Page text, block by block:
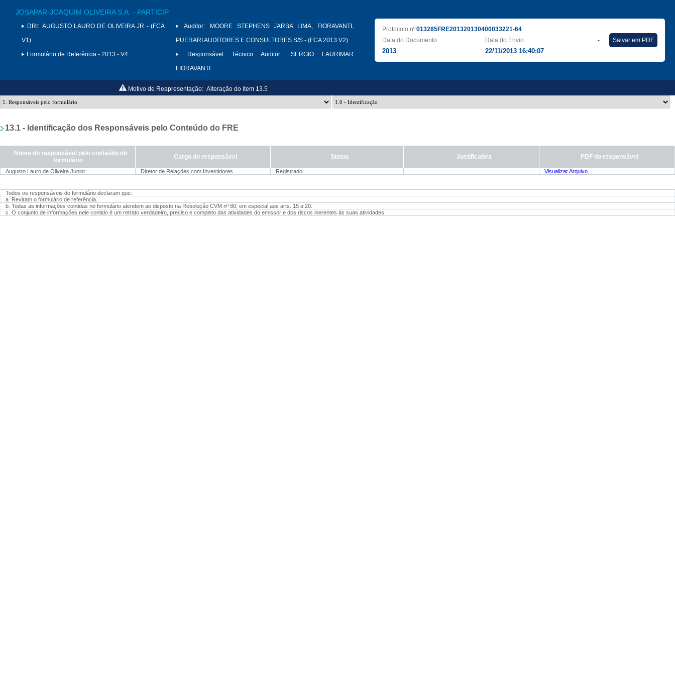
JOSAPAR-JOAQUIM OLIVEIRA S.A. - PARTICIP
DRI: AUGUSTO LAURO DE OLIVEIRA JR - (FCA
V1)
Formulário de Referência - 2013 - V4
Auditor:
MOORE STEPHENS JARBA LIMA, FIORAVANTI,
PUERARI AUDITORES E CONSULTORES S/S - (FCA 2013 V2)
Responsável Técnico Auditor:
SERGIO LAURIMAR
FIORAVANTI
Protocolo nº013285FRE201320130400033221-64
Data do Documento
2013
Data do Envio
22/11/2013 16:40:07
- Salvar em PDF
Motivo de Reapresentação: Alteração do ítem 13.5